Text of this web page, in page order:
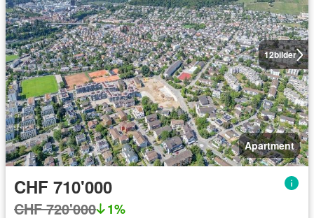
12bilder
Apartment
CHF 710'000
CHF 720'000 1%